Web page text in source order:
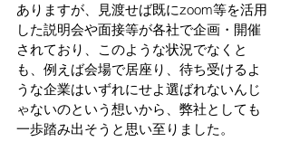
ありますが、見渡せば既にzoom等を活用
した説明会や面接等が各社で企画・開催
されており、このような状況でなくと
も、例えば会場で居座り、待ち受けるよ
うな企業はいずれにせよ選ばれないんじ
ゃないのという想いから、弊社としても
一歩踏み出そうと思い至りました。